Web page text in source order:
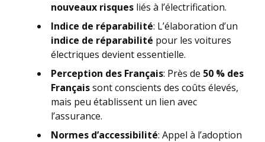
nouveaux risques liés à l’électrification.
Indice de réparabilité: L’élaboration d’un
indice de réparabilité pour les voitures
électriques devient essentielle.
Perception des Français: Près de 50 % des
Françaissont conscients des coûts élevés,
mais peu établissent un lien avec
l’assurance.
Normes d’accessibilité: Appel à l’adoption